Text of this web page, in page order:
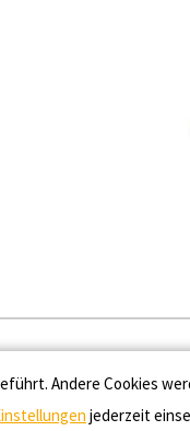
Andere Cookies
jederzeit